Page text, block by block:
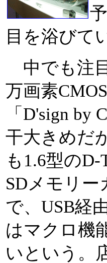
目を浴びて
中でも注
万画素
「D'sign
干大きめだ
も1.6型の
SDメモリ
で、USB経
はマクロ機
いという。